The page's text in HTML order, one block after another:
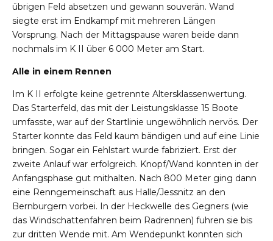
übrigen Feld absetzen und gewann souverän. Wand
siegte erst im Endkampf mit mehreren Längen
Vorsprung. Nach der Mittagspause waren beide dann
nochmals im K II über 6 000 Meter am Start.
Alle in einem Rennen
Im K II erfolgte keine getrennte Altersklassenwertung.
Das Starterfeld, das mit der Leistungsklasse 15 Boote
umfasste, war auf der Startlinie ungewöhnlich nervös. Der
Starter konnte das Feld kaum bändigen und auf eine Linie
bringen. Sogar ein Fehlstart wurde fabriziert. Erst der
zweite Anlauf war erfolgreich. Knopf/Wand konnten in der
Anfangsphase gut mithalten. Nach 800 Meter ging dann
eine Renngemeinschaft aus Halle/Jessnitz an den
Bernburgern vorbei. In der Heckwelle des Gegners (wie
das Windschattenfahren beim Radrennen) fuhren sie bis
zur dritten Wende mit. Am Wendepunkt konnten sich